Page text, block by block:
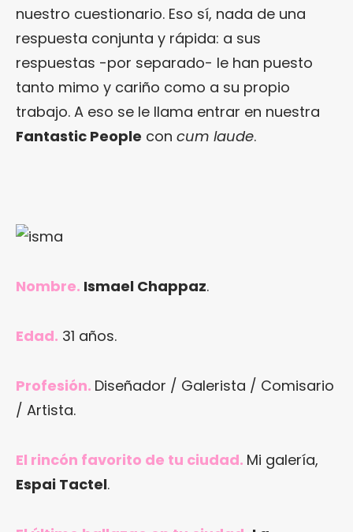
nuestro cuestionario. Eso sí, nada de una
respuesta conjunta y rápida: a sus
respuestas -por separado- le han puesto
tanto mimo y cariño como a su propio
trabajo. A eso se le llama entrar en nuestra
Fantastic People con cum laude.
Nombre. Ismael Chappaz.
Edad. 31 años.
Profesión. Diseñador / Galerista / Comisario
/ Artista.
El rincón favorito de tu ciudad. Mi galería,
Espai Tactel.